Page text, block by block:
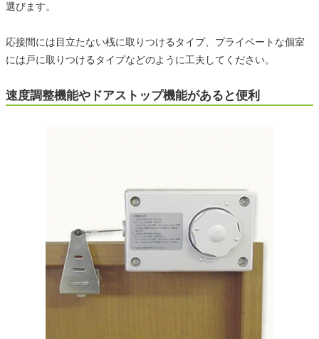
選びます。
応接間には目立たない桟に取りつけるタイプ、プライベートな個室
には戸に取りつけるタイプなどのように工夫してください。
速度調整機能やドアストップ機能があると便利